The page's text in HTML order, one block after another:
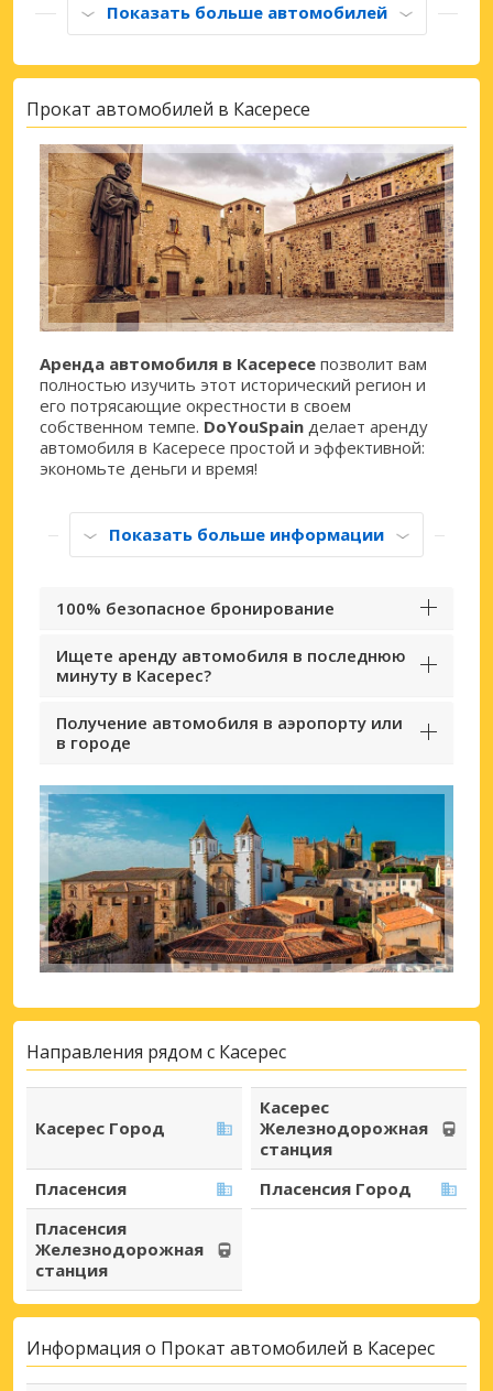
Показать больше автомобилей
Прокат автомобилей в Касересе
Аренда автомобиля в Касересе позволит вам
полностью изучить этот исторический регион и
его потрясающие окрестности в своем
собственном темпе. DoYouSpain делает аренду
автомобиля в Касересе простой и эффективной:
экономьте деньги и время!
Показать больше информации
100% безопасное бронирование
Ищете аренду автомобиля в последнюю
минуту в Касерес?
Получение автомобиля в аэропорту или
в городе
Направления рядом с Касерес
Касерес Город
Касерес
Железнодорожная
станция
Пласенсия
Пласенсия Город
Пласенсия
Железнодорожная
станция
Информация о Прокат автомобилей в Касерес